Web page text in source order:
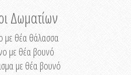
Δωματίων
με θέα θάλασσα
με θέα βουνό
με θέα βουνό